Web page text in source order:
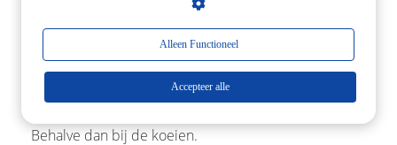
Behalve dan bij de koeien.
Alleen Functioneel
Accepteer alle